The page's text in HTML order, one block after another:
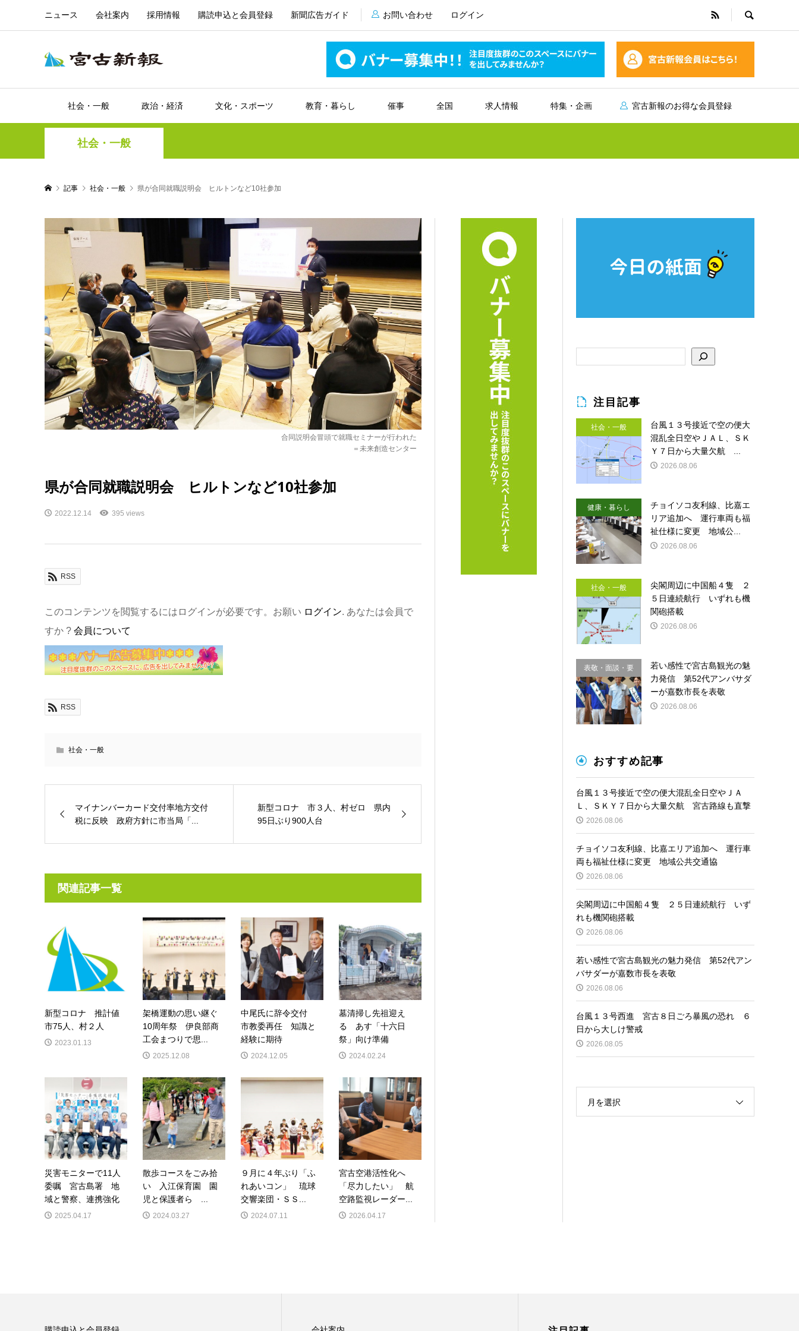
ニュース 会社案内 採用情報 購読申込と会員登録 新聞広告ガイド お問い合わせ ログイン
社会・一般 政治・経済 文化・スポーツ 教育・暮らし 催事 全国 求人情報 特集・企画 宮古新報のお得な会員登録
社会・一般
記事 社会・一般 県が合同就職説明会 ヒルトンなど10社参加
合同説明会冒頭で就職セミナーが行われた
＝未来創造センター
県が合同就職説明会 ヒルトンなど10社参加
2022.12.14 395 views
RSS
このコンテンツを閲覧するにはログインが必要です。お願い ログイン. あなたは会員で
すか ? 会員について
RSS
社会・一般
マイナンバーカード交付率地方交付
税に反映 政府方針に市当局「...
新型コロナ 市３人、村ゼロ 県内
95日ぶり900人台
関連記事一覧
新型コロナ 推計値
市75人、村２人
2023.01.13
架橋運動の思い継ぐ
10周年祭 伊良部商
工会まつりで思...
2025.12.08
中尾氏に辞令交付
市教委再任 知識と
経験に期待
2024.12.05
墓清掃し先祖迎え
る あす「十六日
祭」向け準備
2024.02.24
災害モニターで11人
委嘱 宮古島署 地
域と警察、連携強化
2025.04.17
散歩コースをごみ拾
い 入江保育園 園
児と保護者ら ...
2024.03.27
９月に４年ぶり「ふ
れあいコン」 琉球
交響楽団・ＳＳ...
2024.07.11
宮古空港活性化へ
「尽力したい」 航
空路監視レーダー...
2026.04.17
注目記事
社会・一般
台風１３号接近で空の便大
混乱全日空やＪＡＬ、ＳＫ
Ｙ７日から大量欠航 ...
2026.08.06
健康・暮らし
チョイソコ友利線、比嘉エ
リア追加へ 運行車両も福
祉仕様に変更 地域公...
2026.08.06
社会・一般
尖閣周辺に中国船４隻 ２
５日連続航行 いずれも機
関砲搭載
2026.08.06
表敬・面談・要
請
若い感性で宮古島観光の魅
力発信 第52代アンバサダ
ーが嘉数市長を表敬
2026.08.06
おすすめ記事
台風１３号接近で空の便大混乱全日空やＪＡ
Ｌ、ＳＫＹ７日から大量欠航 宮古路線も直撃
2026.08.06
チョイソコ友利線、比嘉エリア追加へ 運行車
両も福祉仕様に変更 地域公共交通協
2026.08.06
尖閣周辺に中国船４隻 ２５日連続航行 いず
れも機関砲搭載
2026.08.06
若い感性で宮古島観光の魅力発信 第52代アン
バサダーが嘉数市長を表敬
2026.08.06
台風１３号西進 宮古８日ごろ暴風の恐れ ６
日から大しけ警戒
2026.08.05
月を選択